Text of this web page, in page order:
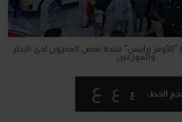
"الأوفر برايس" نتيجة نقص المخزون لدى التجار
والموزعين
الخط: ع ع ع